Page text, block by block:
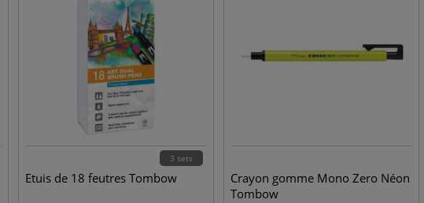
3 sets
Etuis de 18 feutres Tombow
Crayon gomme Mono Zero Néon
Tombow